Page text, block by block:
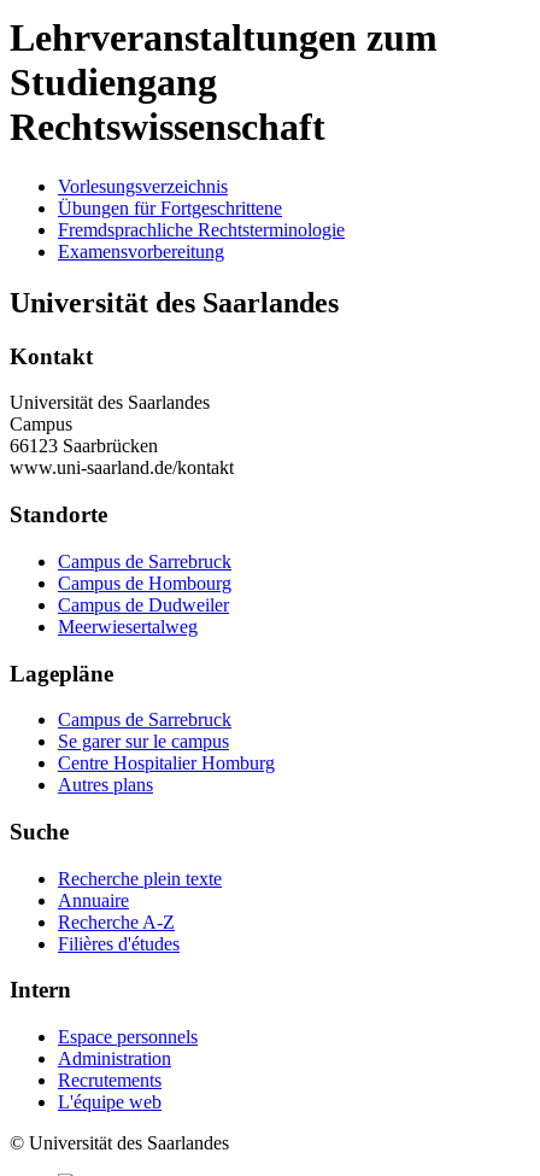
Lehrveranstaltungen zum
Studiengang
Rechtswissenschaft
Vorlesungsverzeichnis
Übungen für Fortgeschrittene
Fremdsprachliche Rechtsterminologie
Examensvorbereitung
Universität des Saarlandes
Kontakt
Universität des Saarlandes
Campus
66123 Saarbrücken
www.uni-saarland.de/kontakt
Standorte
Campus de Sarrebruck
Campus de Hombourg
Campus de Dudweiler
Meerwiesertalweg
Lagepläne
Campus de Sarrebruck
Se garer sur le campus
Centre Hospitalier Homburg
Autres plans
Suche
Recherche plein texte
Annuaire
Recherche A-Z
Filières d'études
Intern
Espace personnels
Administration
Recrutements
L'équipe web
© Universität des Saarlandes